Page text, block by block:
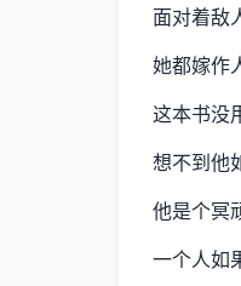
面对着敌
她都嫁作
这本书没
想不到他
他是个冥
一个人如